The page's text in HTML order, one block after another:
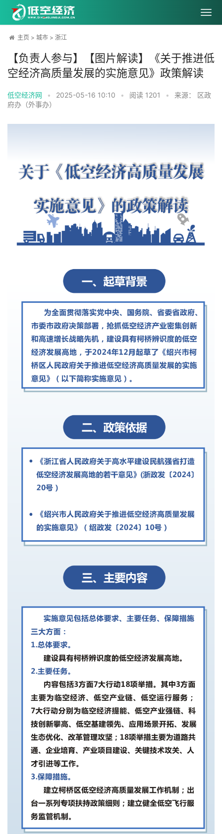
主页 > 城市 > 浙江
【负责人参与】【图片解读】《关于推进低
空经济高质量发展的实施意见》政策解读
低空经济网 • 2025-05-16 10:10 • 阅读 1201 •
来源： 区政
府办（外事办）